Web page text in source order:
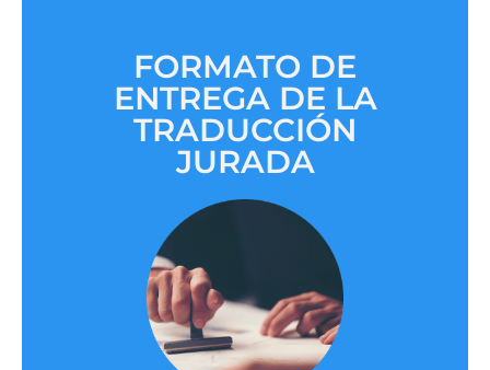
FORMATO DE
ENTREGA DE LA
TRADUCCIÓN
JURADA